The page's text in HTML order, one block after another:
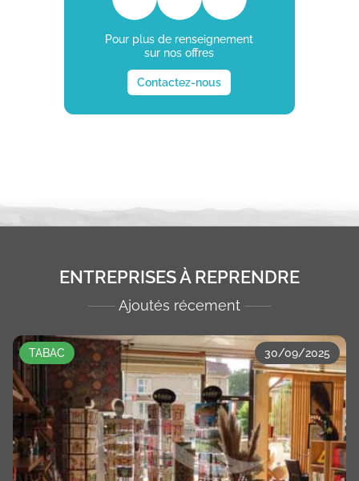
Pour plus de renseignement
sur nos offres
Contactez-nous
ENTREPRISES À REPRENDRE
Ajoutés récement
TABAC 30/09/2025